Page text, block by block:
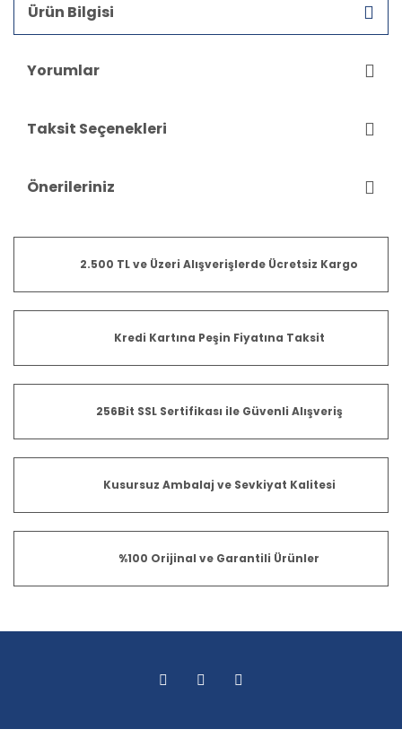
Ürün Bilgisi
Yorumlar
Taksit Seçenekleri
Önerileriniz
2.500 TL ve Üzeri Alışverişlerde Ücretsiz Kargo
Kredi Kartına Peşin Fiyatına Taksit
256Bit SSL Sertifikası ile Güvenli Alışveriş
Kusursuz Ambalaj ve Sevkiyat Kalitesi
%100 Orijinal ve Garantili Ürünler